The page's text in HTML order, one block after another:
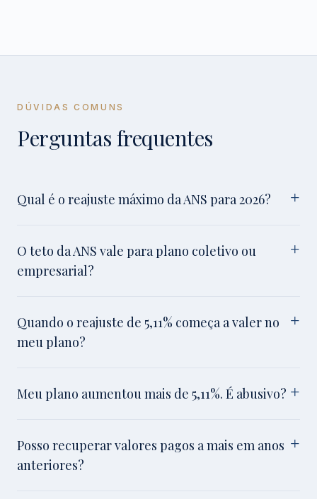
DÚVIDAS COMUNS
Perguntas frequentes
Qual é o reajuste máximo da ANS para 2026?
O teto da ANS vale para plano coletivo ou
empresarial?
Quando o reajuste de 5,11% começa a valer no
meu plano?
Meu plano aumentou mais de 5,11%. É abusivo?
Posso recuperar valores pagos a mais em anos
anteriores?